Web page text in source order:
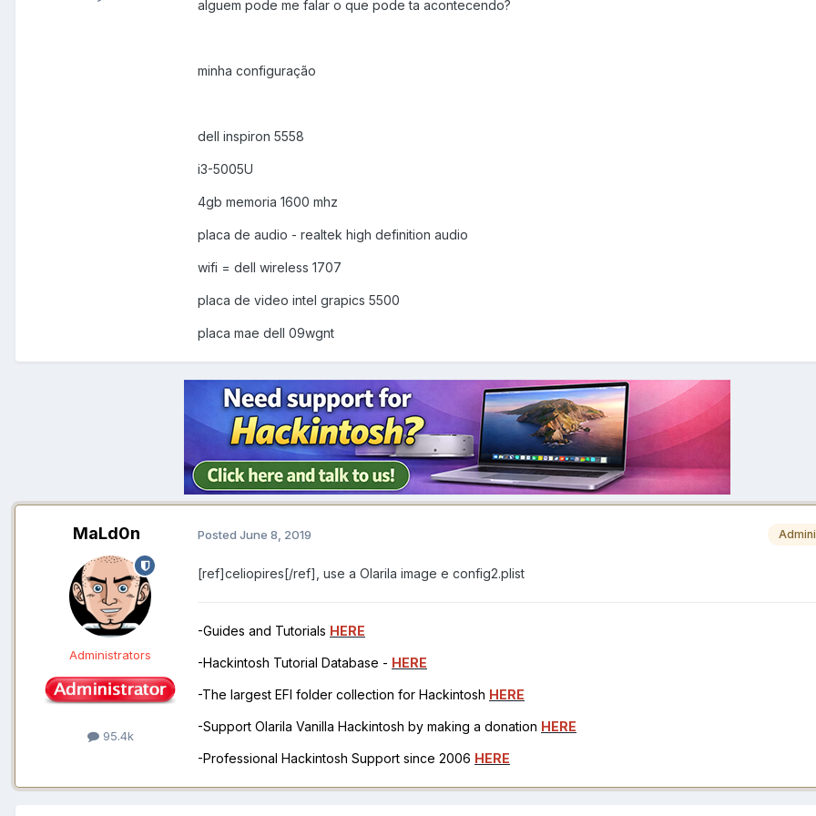
alguem pode me falar o que pode ta acontecendo?
minha configuração
dell inspiron 5558
i3-5005U
4gb memoria 1600 mhz
placa de audio - realtek high definition audio
wifi = dell wireless 1707
placa de video intel grapics 5500
placa mae dell 09wgnt
MaLd0n
Administrators
95.4k
Posted June 8, 2019
[ref]celiopires[/ref], use a Olarila image e config2.plist
-Guides and Tutorials HERE
-Hackintosh Tutorial Database - HERE
-The largest EFI folder collection for Hackintosh HERE
-Support Olarila Vanilla Hackintosh by making a donation HERE
-Professional Hackintosh Support since 2006 HERE